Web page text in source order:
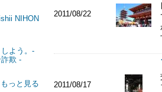
NIHON
よう。-
欺 -
もっと見る
2011/08/22
2011/08/17